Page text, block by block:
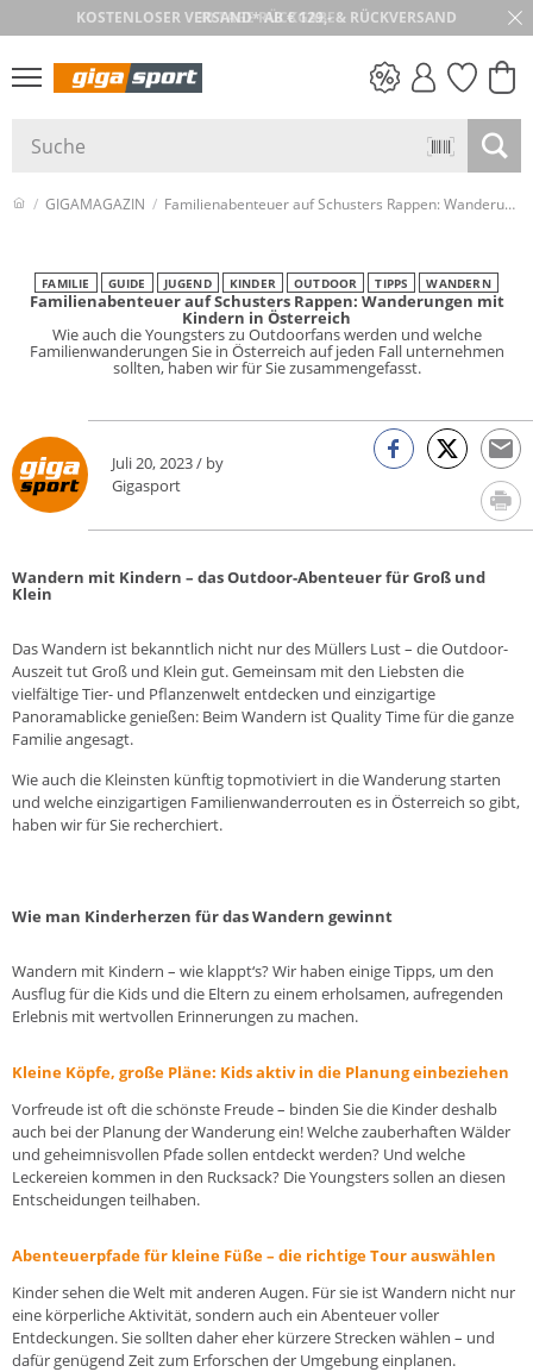
30 TAGE RÜCKGABE
GIGAMAGAZIN Familienabenteuer auf Schusters Rappen: Wanderungen mit Kindern in Österreich
FAMILIE GUIDE JUGEND KINDER OUTDOOR TIPPS WANDERN
Familienabenteuer auf Schusters Rappen: Wanderungen mit
Kindern in Österreich
Wie auch die Youngsters zu Outdoorfans werden und welche
Familienwanderungen Sie in Österreich auf jeden Fall unternehmen
sollten, haben wir für Sie zusammengefasst.
Juli 20, 2023 / by
Gigasport
Wandern mit Kindern – das Outdoor-Abenteuer für Groß und
Klein
Das Wandern ist bekanntlich nicht nur des Müllers Lust – die Outdoor-
Auszeit tut Groß und Klein gut. Gemeinsam mit den Liebsten die
vielfältige Tier- und Pflanzenwelt entdecken und einzigartige
Panoramablicke genießen: Beim Wandern ist Quality Time für die ganze
Familie angesagt.
Wie auch die Kleinsten künftig topmotiviert in die Wanderung starten
und welche einzigartigen Familienwanderrouten es in Österreich so gibt,
haben wir für Sie recherchiert.
Wie man Kinderherzen für das Wandern gewinnt
Wandern mit Kindern – wie klappt‘s? Wir haben einige Tipps, um den
Ausflug für die Kids und die Eltern zu einem erholsamen, aufregenden
Erlebnis mit wertvollen Erinnerungen zu machen.
Kleine Köpfe, große Pläne: Kids aktiv in die Planung einbeziehen
Vorfreude ist oft die schönste Freude – binden Sie die Kinder deshalb
auch bei der Planung der Wanderung ein! Welche zauberhaften Wälder
und geheimnisvollen Pfade sollen entdeckt werden? Und welche
Leckereien kommen in den Rucksack? Die Youngsters sollen an diesen
Entscheidungen teilhaben.
Abenteuerpfade für kleine Füße – die richtige Tour auswählen
Kinder sehen die Welt mit anderen Augen. Für sie ist Wandern nicht nur
eine körperliche Aktivität, sondern auch ein Abenteuer voller
Entdeckungen. Sie sollten daher eher kürzere Strecken wählen – und
dafür genügend Zeit zum Erforschen der Umgebung einplanen.